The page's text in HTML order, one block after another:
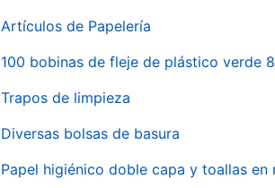
Artículos de Papelería
100 bobinas de fleje de plástico verde
Trapos de limpieza
Diversas bolsas de basura
Papel higiénico doble capa y toallas en